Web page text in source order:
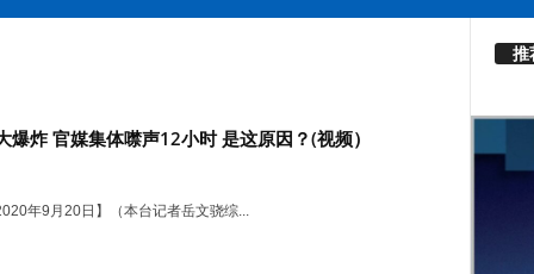
爆炸 官媒集体噤声12小时 是这原因？(视频）
年9月20日】（本台记者岳文骁综...
推